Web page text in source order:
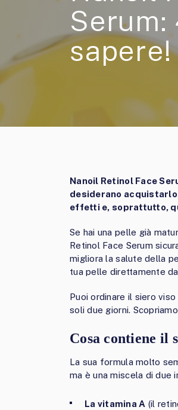
Serum:
sapere!
Nanoil Retinol Face
desiderano
effetti e, soprattutto,
Se hai una pelle già
Retinol Face Serum
migliora la salute della
tua pelle direttamente
Puoi ordinare il siero
soli due giorni.
Cosa contiene il
La sua formula molto
ma è una miscela di due
La vitamina A (il